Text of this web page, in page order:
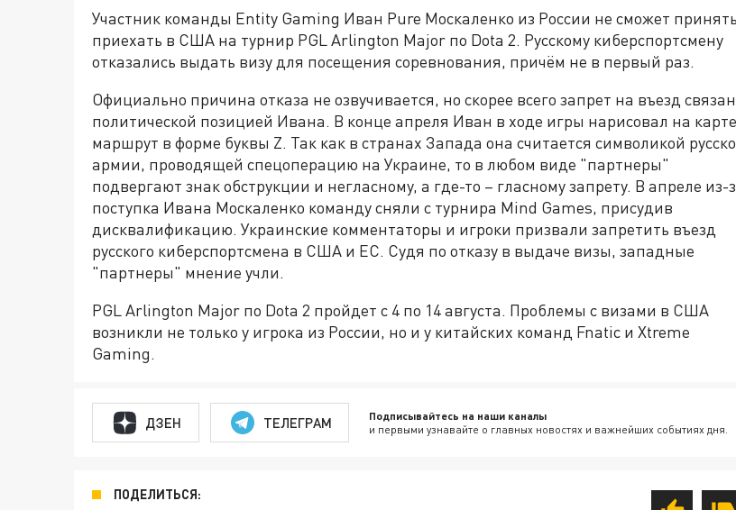
Участник команды Entity Gaming Иван Pure Москаленко из России не сможет принять
приехать в США на турнир PGL Arlington Major по Dota 2. Русскому киберспортсмену
отказались выдать визу для посещения соревнования, причём не в первый раз.
Официально причина отказа не озвучивается, но скорее всего запрет на въезд
политической позицией Ивана. В конце апреля Иван в ходе игры нарисовал на карте
маршрут в форме буквы Z. Так как в странах Запада она считается символикой
армии, проводящей спецоперацию на Украине, то в любом виде "партнеры"
подвергают знак обструкции и негласному, а где-то – гласному запрету. В апреле из-
поступка Ивана Москаленко команду сняли с турнира Mind Games, присудив
дисквалификацию. Украинские комментаторы и игроки призвали запретить въезд
русского киберспортсмена в США и ЕС. Судя по отказу в выдаче визы, западные
"партнеры" мнение учли.
PGL Arlington Major по Dota 2 пройдет с 4 по 14 августа. Проблемы с визами в США
возникли не только у игрока из России, но и у китайских команд Fnatic и Xtreme
Gaming.
ДЗЕН ТЕЛЕГРАМ Подписывайтесь на наши каналы
и первыми узнавайте о главных новостях и важнейших событиях дня.
ПОДЕЛИТЬСЯ: